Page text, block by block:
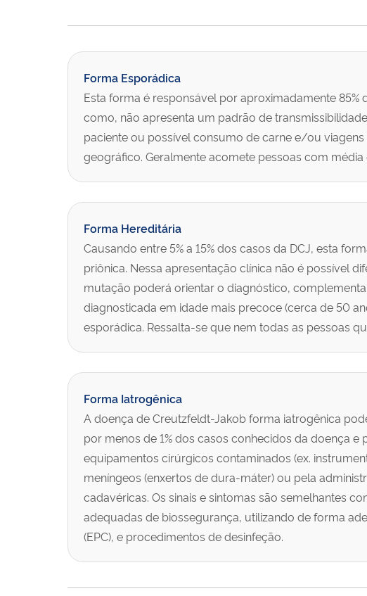
Forma Esporádica
Esta forma é responsável por aproximadamente
como, não apresenta um padrão de
paciente ou possível consumo de carne e/ou
geográfico. Geralmente acomete pessoas com
Forma Hereditária
Causando entre 5% a 15% dos casos da DCJ, esta
priônica. Nessa apresentação clínica não é possível
mutação poderá orientar o diagnóstico,
diagnosticada em idade mais precoce (cerca de 50
esporádica. Ressalta-se que nem todas as pessoas
Forma Iatrogênica
A doença de Creutzfeldt-Jakob forma iatrogênica
por menos de 1% dos casos conhecidos da doença
equipamentos cirúrgicos contaminados (ex.
meníngeos (enxertos de dura-máter) ou pela
cadavéricas. Os sinais e sintomas são semelhantes
adequadas de biossegurança, utilizando de forma
(EPC), e procedimentos de desinfeção.